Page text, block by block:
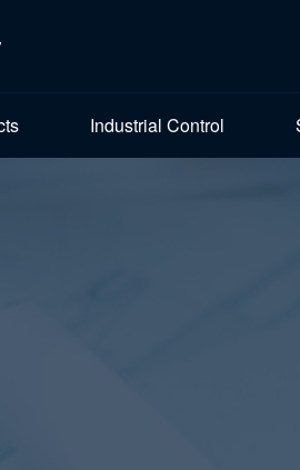
Industrial Control